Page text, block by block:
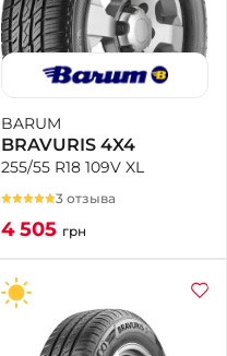
BARUM
BRAVURIS 4X4
255/55 R18 109V XL
3 отзыва
4 505 грн